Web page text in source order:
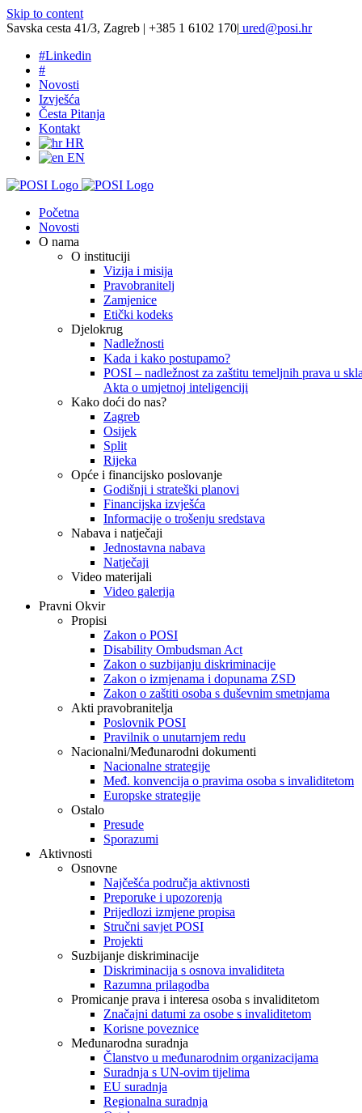
Skip to content
Savska cesta 41/3, Zagreb | +385 1 6102 170| ured@posi.hr
#Linkedin
#
Novosti
Izvješća
Česta Pitanja
Kontakt
HR
EN
Početna
Novosti
O nama
O instituciji
Vizija i misija
Pravobranitelj
Zamjenice
Etički kodeks
Djelokrug
Nadležnosti
Kada i kako postupamo?
POSI – nadležnost za zaštitu temeljnih prava u
Akta o umjetnoj inteligenciji
Kako doći do nas?
Zagreb
Osijek
Split
Rijeka
Opće i financijsko poslovanje
Godišnji i strateški planovi
Financijska izvješća
Informacije o trošenju sredstava
Nabava i natječaji
Jednostavna nabava
Natječaji
Video materijali
Video galerija
Pravni Okvir
Propisi
Zakon o POSI
Disability Ombudsman Act
Zakon o suzbijanju diskriminacije
Zakon o izmjenama i dopunama ZSD
Zakon o zaštiti osoba s duševnim smetnjama
Akti pravobranitelja
Poslovnik POSI
Pravilnik o unutarnjem redu
Nacionalni/Međunarodni dokumenti
Nacionalne strategije
Međ. konvencija o pravima osoba s invaliditetom
Europske strategije
Ostalo
Presude
Sporazumi
Aktivnosti
Osnovne
Najčešća područja aktivnosti
Preporuke i upozorenja
Prijedlozi izmjene propisa
Stručni savjet POSI
Projekti
Suzbijanje diskriminacije
Diskriminacija s osnova invaliditeta
Razumna prilagodba
Promicanje prava i interesa osoba s invaliditetom
Značajni datumi za osobe s invaliditetom
Korisne poveznice
Međunarodna suradnja
Članstvo u međunarodnim organizacijama
Suradnja s UN-ovim tijelima
EU suradnja
Regionalna suradnja